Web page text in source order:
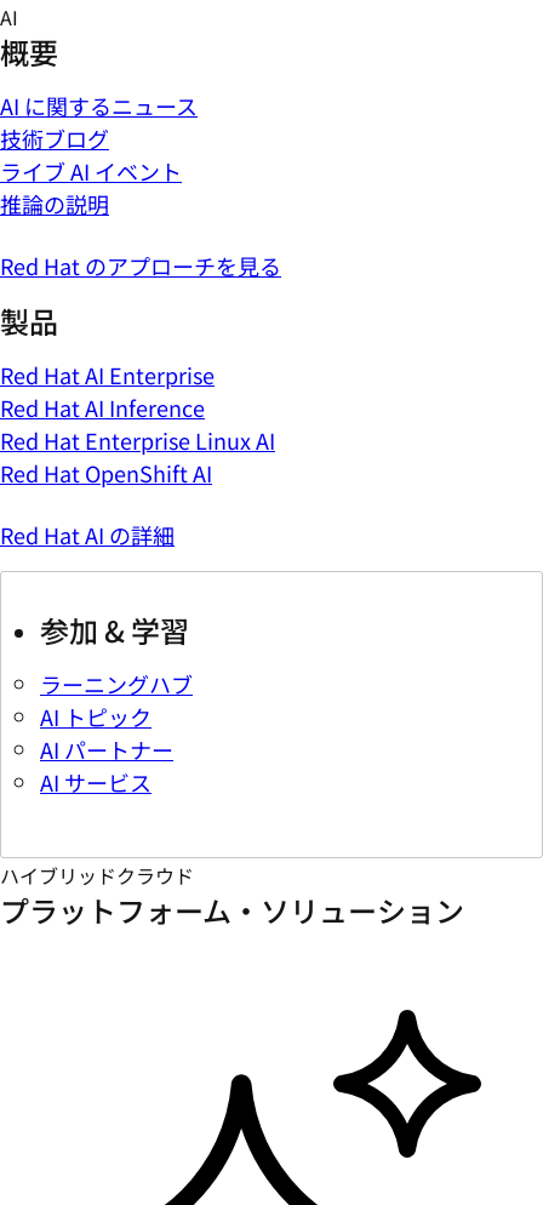
Skip
to
content
AI
概要
AI に関するニュース
技術ブログ
ライブ AI イベント
推論の説明
Red Hat のアプローチを見る
製品
Red Hat AI Enterprise
Red Hat AI Inference
Red Hat Enterprise Linux AI
Red Hat OpenShift AI
Red Hat AI の詳細
参加 & 学習
ラーニングハブ
AI トピック
AI パートナー
AI サービス
ハイブリッドクラウド
プラットフォーム・ソリューション